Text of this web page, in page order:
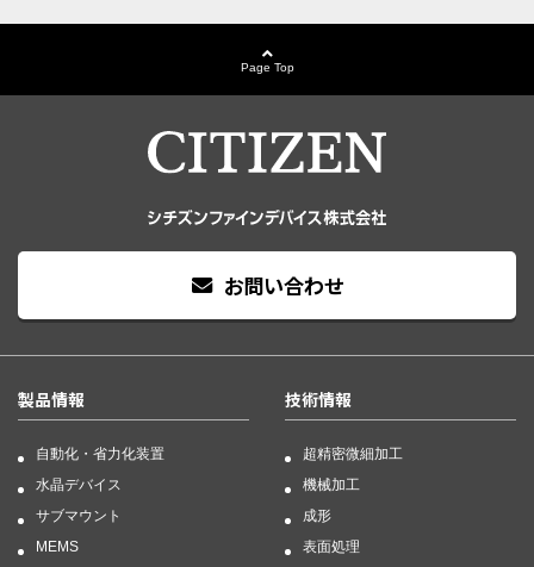
Page Top
お問い合わせ
製品情報
自動化・省力化装置
水晶デバイス
サブマウント
MEMS
技術情報
超精密微細加工
機械加工
成形
表面処理